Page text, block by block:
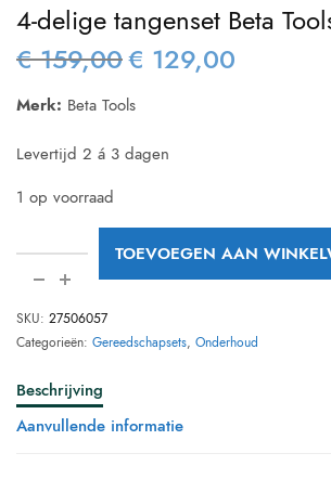
4-delige tangenset Beta
€159,00 Oorspronkelijke
€ 159,00.
€ 129,00
Merk: Beta Tools
Levertijd 2 á 3 dagen
1 op voorraad
TOEVOEGEN AAN
SKU: 27506057
Categorieën: Gereedschapsets, Onderhoud
Beschrijving
Aanvullende informatie